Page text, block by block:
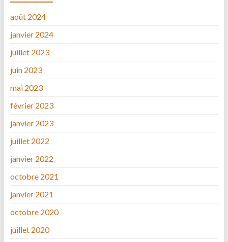
août 2024
janvier 2024
juillet 2023
juin 2023
mai 2023
février 2023
janvier 2023
juillet 2022
janvier 2022
octobre 2021
janvier 2021
octobre 2020
juillet 2020